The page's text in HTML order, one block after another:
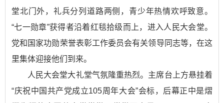
堂北门外，礼兵分列道路两侧，青少年热情欢呼致意。
“七一勋章”获得者沿着红毯拾级而上，进入人民大会堂。
党和国家功勋荣誉表彰工作委员会有关领导同志等，在这
里集体迎接他们到来。
人民大会堂大礼堂气氛隆重热烈。主席台上方悬挂着
“庆祝中国共产党成立105周年大会”会标，后幕正中是熠